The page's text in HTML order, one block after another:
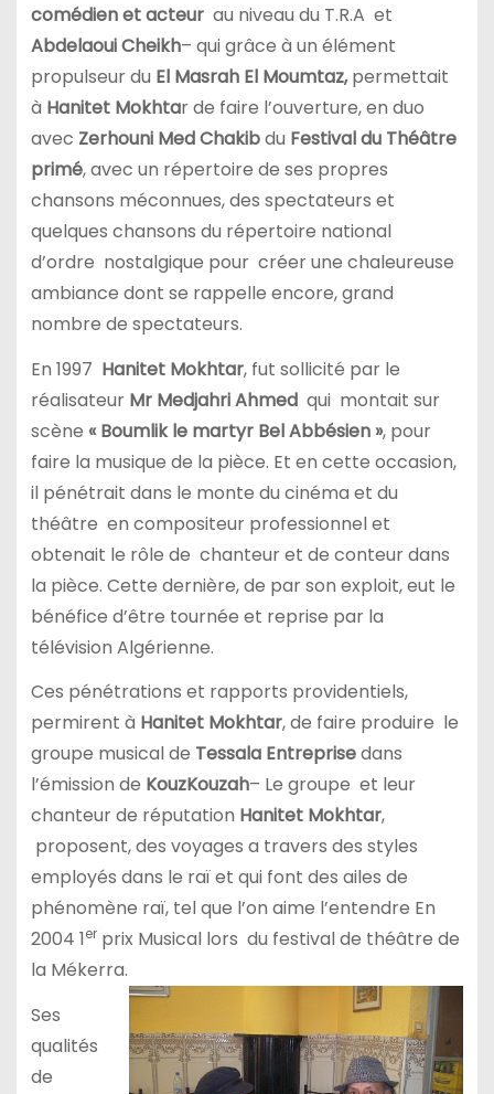
comédien et acteur au niveau du T.R.A et
Abdelaoui Cheikh– qui grâce à un élément
propulseur du El Masrah El Moumtaz,permettait
à Hanitet Mokhtar de faire l’ouverture, en duo
avec Zerhouni Med Chakibdu Festival du Théâtre
primé, avec un répertoire de ses propres
chansons méconnues, des spectateurs et
quelques chansons du répertoire national
d’ordre nostalgique pour créer une chaleureuse
ambiance dont se rappelle encore, grand
nombre de spectateurs.
En 1997 Hanitet Mokhtar, fut sollicité par le
réalisateur Mr Medjahri Ahmedqui montait sur
scène « Boumlik le martyr Bel Abbésien », pour
faire la musique de la pièce. Et en cette occasion,
il pénétrait dans le monte du cinéma et du
théâtre en compositeur professionnel et
obtenait le rôle de chanteur et de conteur dans
la pièce. Cette dernière, de par son exploit, eut le
bénéfice d’être tournée et reprise par la
télévision Algérienne.
Ces pénétrations et rapports providentiels,
permirent à Hanitet Mokhtar, de faire produire le
groupe musical de Tessala Entreprisedans
l’émission de KouzKouzah– Le groupe et leur
chanteur de réputation Hanitet Mokhtar,
proposent, des voyages a travers des styles
employés dans le raï et qui font des ailes de
phénomène raï, tel que l’on aime l’entendre En
2004 1erprix Musical lors du festival de théâtre de
la Mékerra.
Ses
qualités
de